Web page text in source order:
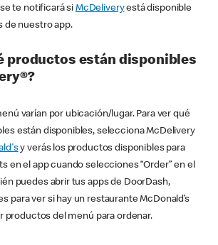
te notificará si McDeliveryestá disponible
de nuestro app.
productos están disponibles
varían por ubicación/lugar. Para ver qué
están disponibles, selecciona McDelivery
y verás los productos disponibles para
en el app cuando selecciones “Order” en el
puedes abrir tus apps de DoorDash,
para ver si hay un restaurante McDonald’s
productos del menú para ordenar.